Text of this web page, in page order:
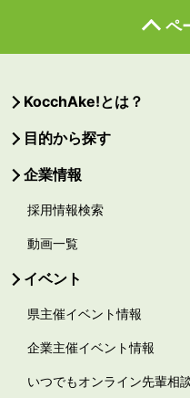
ペ
KocchAke!とは？
目的から探す
企業情報
採用情報検索
動画一覧
イベント
県主催イベント情報
企業主催イベント情報
いつでもオンライン先輩相